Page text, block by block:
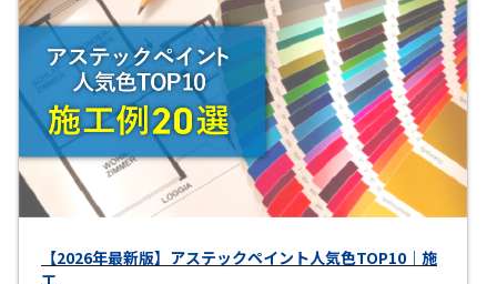
【2026年最新版】アステックペイント人気色TOP10｜施